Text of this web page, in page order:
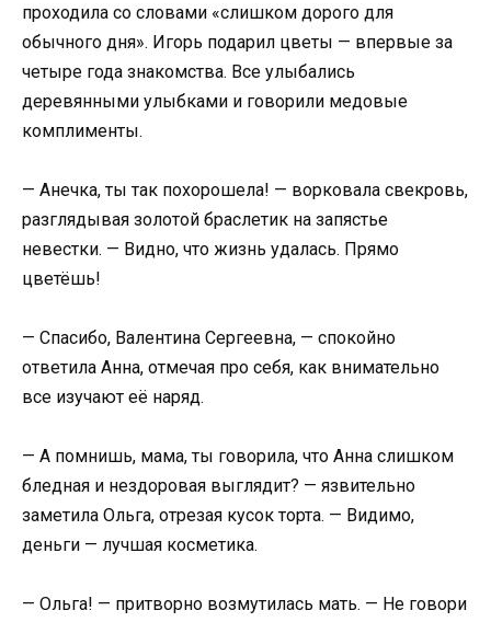
проходила со словами «слишком дорого для
обычного дня». Игорь подарил цветы — впервые за
четыре года знакомства. Все улыбались
деревянными улыбками и говорили медовые
комплименты.
— Анечка, ты так похорошела! — ворковала свекровь,
разглядывая золотой браслетик на запястье
невестки. — Видно, что жизнь удалась. Прямо
цветёшь!
— Спасибо, Валентина Сергеевна, — спокойно
ответила Анна, отмечая про себя, как внимательно
все изучают её наряд.
— А помнишь, мама, ты говорила, что Анна слишком
бледная и нездоровая выглядит? — язвительно
заметила Ольга, отрезая кусок торта. — Видимо,
деньги — лучшая косметика.
— Ольга! — притворно возмутилась мать. — Не говори